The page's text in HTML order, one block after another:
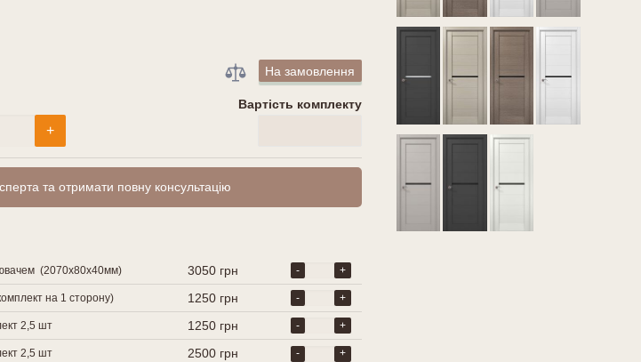
На замовлення
Вартість комплекту
+
та отримати повну консультацію
(2070х80х40мм) 3050 грн - +
на 1 сторону) 1250 грн - +
2,5 шт 1250 грн - +
2,5 шт 2500 грн - +